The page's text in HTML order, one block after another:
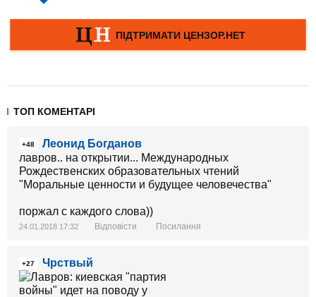
ТОП КОМЕНТАРІ
+48
Леонид Богданов
лавров.. на открытии... Международных
Рождественских образовательных чтений
"Моральные ценности и будущее человечества"
поржал с каждого слова))
24.01.2018 17:32 Відповісти Посилання
+27 Чрствый